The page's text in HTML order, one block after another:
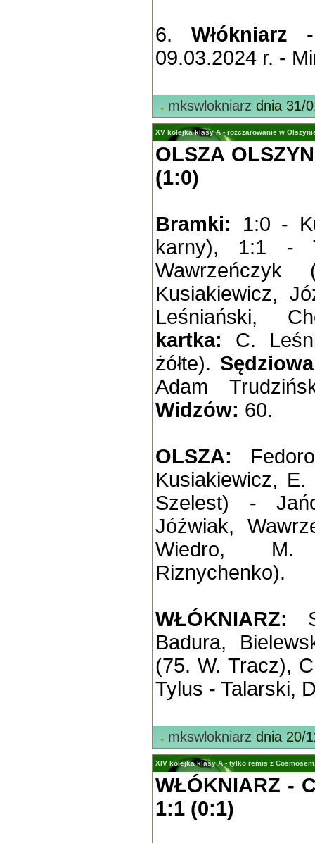
6. Włókniarz -
09.03.2024 r. -
mkswlokniarz dnia 31/
XV kolejka klasy A - rozczarowanie w
OLSZA
(1:0)
Bramki: 1:0 -
karny), 1:1 -
Wawrzeńczyk
Kusiakiewicz,
Leśniański,
kartka: C.
żółte).
Adam
Widzów: 60.
OLSZA:
Kusiakiewicz,
Szelest) -
Jóźwiak,
Wiedro, M.
Riznychenko).
WŁÓKNIARZ:
Badura,
(75. W. Tracz),
Tylus - Talarski,
mkswlokniarz dnia 20/
XIV kolejka klasy A - tylko remis z
WŁÓKNIARZ -
1:1 (0:1)